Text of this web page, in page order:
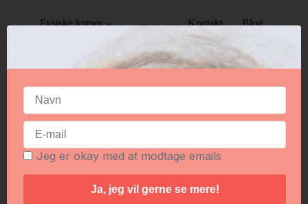
Fysiske kurser
Aurategning workshop
Fotoshoot workshop
Kontakt Blog
Session på Fanø
Foredrag hos jer?
Plantedrikken Log ind
Jeg er okay med at modtage emails